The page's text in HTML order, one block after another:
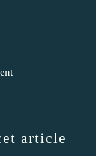
article